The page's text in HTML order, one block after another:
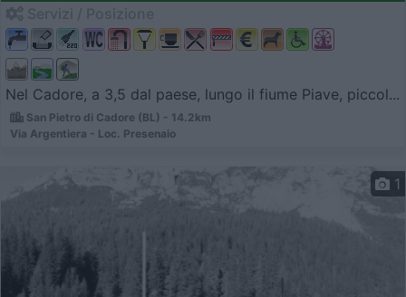
Nel Cadore, a 3,5 dal paese, lungo il fiume Piave, piccol...
San Pietro di Cadore (BL) - 14.2km
Via Argentiera - Loc. Presenaio
1